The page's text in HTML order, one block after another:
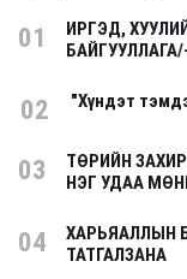
01
ИРГЭД,
02 "Хүндэт
03
ТӨРИЙН
НЭГ УДАА
04
ХАРЬЯАЛЛЫН
ТАТГАЛЗАНА